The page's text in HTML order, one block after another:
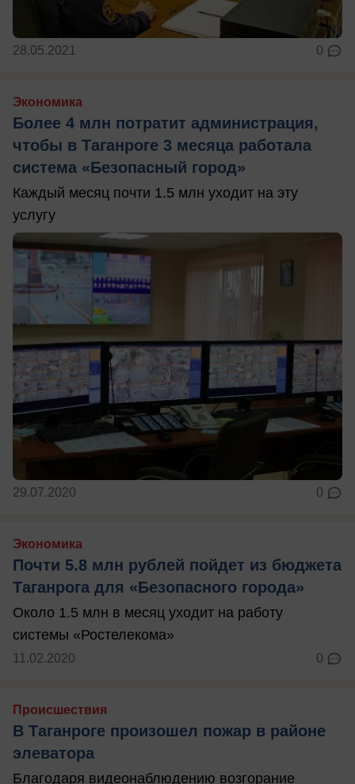
28.05.2021 0
Экономика
Более 4 млн потратит администрация,
чтобы в Таганроге 3 месяца работала
система «Безопасный город»
Каждый месяц почти 1.5 млн уходит на эту
услугу
29.07.2020 0
Экономика
Почти 5.8 млн рублей пойдет из бюджета
Таганрога для «Безопасного города»
Около 1.5 млн в месяц уходит на работу
системы «Ростелекома»
11.02.2020 0
Происшествия
В Таганроге произошел пожар в районе
элеватора
Благодаря видеонаблюдению возгорание